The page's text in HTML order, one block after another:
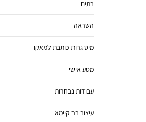
בתים
השראה
מיס גרות כותבת למאקו
מסע אישי
עבודות נבחרות
עיצוב בר קיימא